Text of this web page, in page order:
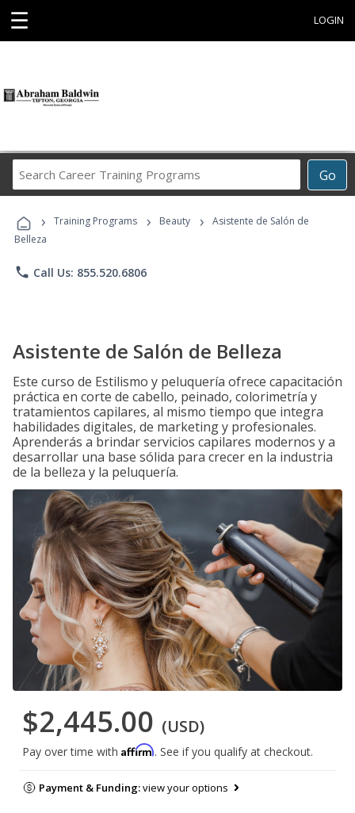
☰ LOGIN
Go
Career
Programs
› Training Programs › Beauty ›
Asistente de Salón de
Belleza
phone Call Us: 855.520.6806
Asistente de Salón de Belleza
Este curso de Estilismo y peluquería ofrece capacitación
práctica en corte de cabello, peinado, colorimetría y
tratamientos capilares, al mismo tiempo que integra
habilidades digitales, de marketing y profesionales.
Aprenderás a brindar servicios capilares modernos y a
desarrollar una base sólida para crecer en la industria
de la belleza y la peluquería.
$2,445.00 (USD)
Pay over time with Affirm. See if you qualify at checkout.
Payment & Funding:view your options